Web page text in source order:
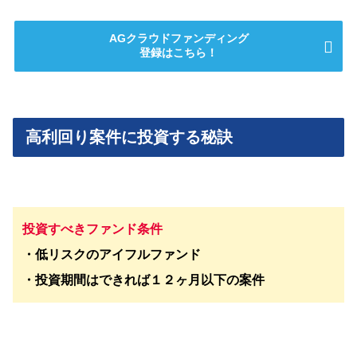
AGクラウドファンディング
登録はこちら！
高利回り案件に投資する秘訣
投資すべきファンド条件
・低リスクのアイフルファンド
・投資期間はできれば１２ヶ月以下の案件